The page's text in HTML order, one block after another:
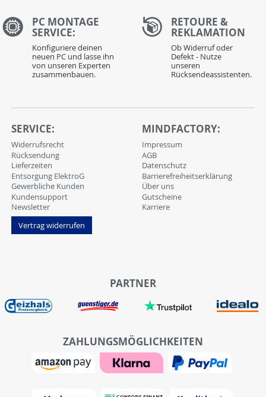
PC MONTAGE
SERVICE:
Konfiguriere deinen
neuen PC und lasse ihn
von unseren Experten
zusammenbauen.
RETOURE &
REKLAMATION
Ob Widerruf oder
Defekt - Nutze
unseren
Rücksendeassistenten.
SERVICE:
Widerrufsrecht
Rücksendung
Lieferzeiten
Entsorgung ElektroG
Gewerbliche Kunden
Kundensupport
Newsletter
Vertrag widerrufen
MINDFACTORY:
Impressum
AGB
Datenschutz
Barrierefreiheitserklärung
Über uns
Gutscheine
Karriere
PARTNER
ZAHLUNGSMÖGLICHKEITEN